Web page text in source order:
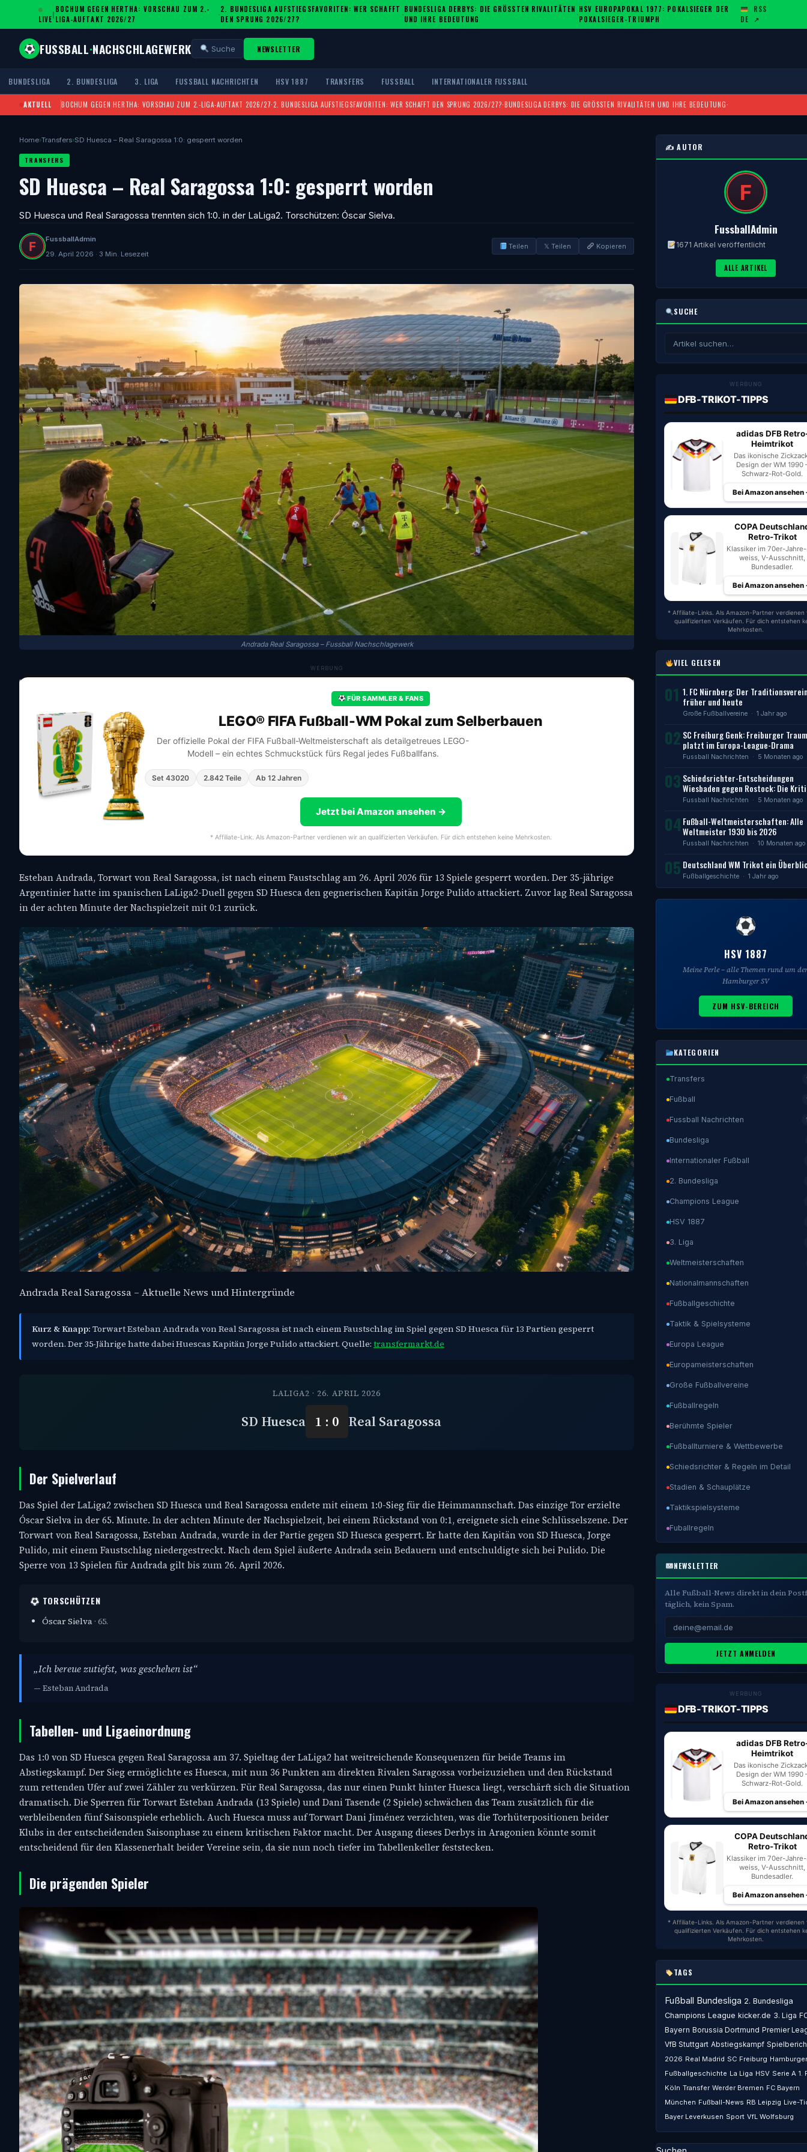
LIVE
|
BOCHUM GEGEN HERTHA: VORSCHAU ZUM 2.-
LIGA-AUFTAKT 2026/27
·
2. BUNDESLIGA AUFSTIEGSFAVORITEN: WER SCHAFFT
DEN SPRUNG 2026/27?
·
BUNDESLIGA DERBYS: DIE GRÖSSTEN RIVALITÄTEN U
ND IHRE BEDEUTUNG
·
HSV EUROPAPOKAL 1977: POKALSIEGER DER
POKALSIEGER-TRIUMPH
DE
RSS
↗
FUSSBALL·NACHSCHLAGEWERK Suche NEWSLETTER
BUNDESLIGA 2. BUNDESLIGA 3. LIGA FUSSBALL NACHRICHTEN HSV 1887 TRANSFERS FUSSBALL INTERNATIONALER FUSSBALL
AKTUELL BOCHUM GEGEN HERTHA: VORSCHAU ZUM 2.-LIGA-AUFTAKT 2026/27·2. BUNDESLIGA AUFSTIEGSFAVORITEN: WER SCHAFFT DEN SPRUNG 2026/27?·BUNDESLIGA DERBYS: DIE GRÖSSTEN RIVALITÄTEN UND IHRE BEDEUTUNG ·
Home›Transfers›SD Huesca – Real Saragossa 1:0: gesperrt worden
TRANSFERS
SD Huesca – Real Saragossa 1:0: gesperrt worden
SD Huesca und Real Saragossa trennten sich 1:0. in der LaLiga2. Torschützen: Óscar Sielva.
FussballAdmin
29. April 2026 · 3 Min. Lesezeit
Teilen 𝕏 Teilen Kopieren
Andrada Real Saragossa – Fussball Nachschlagewerk
WERBUNG
FÜR SAMMLER & FANS
LEGO® FIFA Fußball-WM Pokal zum Selberbauen
Der offizielle Pokal der FIFA Fußball-Weltmeisterschaft als detailgetreues LEGO-
Modell – ein echtes Schmuckstück fürs Regal jedes Fußballfans.
Set 43020 2.842 Teile Ab 12 Jahren
Jetzt bei Amazon ansehen →
* Affiliate-Link. Als Amazon-Partner verdienen wir an qualifizierten Verkäufen. Für dich entstehen keine Mehrkosten.
Esteban Andrada, Torwart von Real Saragossa, ist nach einem Faustschlag am 26. April 2026 für 13 Spiele gesperrt worden. Der 35-jährige
Argentinier hatte im spanischen LaLiga2-Duell gegen SD Huesca den gegnerischen Kapitän Jorge Pulido attackiert. Zuvor lag Real Saragossa
in der achten Minute der Nachspielzeit mit 0:1 zurück.
Andrada Real Saragossa – Aktuelle News und Hintergründe
Kurz & Knapp: Torwart Esteban Andrada von Real Saragossa ist nach einem Faustschlag im Spiel gegen SD Huesca für 13 Partien gesperrt
worden. Der 35-Jährige hatte dabei Huescas Kapitän Jorge Pulido attackiert. Quelle: transfermarkt.de
LALIGA2 · 26. APRIL 2026
SD Huesca 1 : 0 Real Saragossa
Der Spielverlauf
Das Spiel der LaLiga2 zwischen SD Huesca und Real Saragossa endete mit einem 1:0-Sieg für die Heimmannschaft. Das einzige Tor erzielte
Óscar Sielva in der 65. Minute. In der achten Minute der Nachspielzeit, bei einem Rückstand von 0:1, ereignete sich eine Schlüsselszene. Der
Torwart von Real Saragossa, Esteban Andrada, wurde in der Partie gegen SD Huesca gesperrt. Er hatte den Kapitän von SD Huesca, Jorge
Pulido, mit einem Faustschlag niedergestreckt. Nach dem Spiel äußerte Andrada sein Bedauern und entschuldigte sich bei Pulido. Die
Sperre von 13 Spielen für Andrada gilt bis zum 26. April 2026.
TORSCHÜTZEN
Óscar Sielva · 65.
„Ich bereue zutiefst, was geschehen ist“
— Esteban Andrada
Tabellen- und Ligaeinordnung
Das 1:0 von SD Huesca gegen Real Saragossa am 37. Spieltag der LaLiga2 hat weitreichende Konsequenzen für beide Teams im
Abstiegskampf. Der Sieg ermöglichte es Huesca, mit nun 36 Punkten am direkten Rivalen Saragossa vorbeizuziehen und den Rückstand
zum rettenden Ufer auf zwei Zähler zu verkürzen. Für Real Saragossa, das nur einen Punkt hinter Huesca liegt, verschärft sich die Situation
dramatisch. Die Sperren für Torwart Esteban Andrada (13 Spiele) und Dani Tasende (2 Spiele) schwächen das Team zusätzlich für die
verbleibenden fünf Saisonspiele erheblich. Auch Huesca muss auf Torwart Dani Jiménez verzichten, was die Torhüterpositionen beider
Klubs in der entscheidenden Saisonphase zu einem kritischen Faktor macht. Der Ausgang dieses Derbys in Aragonien könnte somit
entscheidend für den Klassenerhalt beider Vereine sein, da sie nun noch tiefer im Tabellenkeller feststecken.
Die prägenden Spieler
✍️ AUTOR
FussballAdmin
1671 Artikel veröffentlicht
ALLE ARTIKEL
SUCHE
WERBUNG
DFB-TRIKOT-TIPPS
adidas DFB
Heimtrikot
Das ikonische
Design der WM 1990
Schwarz-Rot-Gold.
Bei Amazon ansehen
COPA
Retro-Trikot
Klassiker im 70er-
weiss, V-Ausschnitt,
Bundesadler.
Bei Amazon ansehen
* Affiliate-Links. Als Amazon-Partner verdienen
qualifizierten Verkäufen. Für dich entstehen
Mehrkosten.
VIEL GELESEN
01 1. FC Nürnberg: Der
früher und heute
Große Fußballvereine · 1 Jahr ago
02 SC Freiburg Genk: Freiburger Traum
platzt im Europa-League-Drama
Fussball Nachrichten · 5 Monaten ago
03 Schiedsrichter-Entscheidungen
Wiesbaden gegen Rostock: Die
Fussball Nachrichten · 5 Monaten ago
04 Fußball-Weltmeisterschaften: Alle
Weltmeister 1930 bis 2026
Fussball Nachrichten · 10 Monaten ago
05 Deutschland WM Trikot ein
Fußballgeschichte · 1 Jahr ago
HSV 1887
Meine Perle – alle Themen rund um
Hamburger SV
ZUM HSV-BEREICH
KATEGORIEN
Transfers
Fußball
Fussball Nachrichten
Bundesliga
Internationaler Fußball
2. Bundesliga
Champions League
HSV 1887
3. Liga
Weltmeisterschaften
Nationalmannschaften
Fußballgeschichte
Taktik & Spielsysteme
Europa League
Europameisterschaften
Große Fußballvereine
Fußballregeln
Berühmte Spieler
Fußballturniere & Wettbewerbe
Schiedsrichter & Regeln im Detail
Stadien & Schauplätze
Taktikspielsysteme
Fuballregeln
NEWSLETTER
Alle Fußball-News direkt in dein
täglich, kein Spam.
JETZT ANMELDEN
WERBUNG
DFB-TRIKOT-TIPPS
adidas DFB
Heimtrikot
Das ikonische
Design der WM 1990
Schwarz-Rot-Gold.
Bei Amazon ansehen
COPA
Retro-Trikot
Klassiker im 70er-
weiss, V-Ausschnitt,
Bundesadler.
Bei Amazon ansehen
* Affiliate-Links. Als Amazon-Partner verdienen
qualifizierten Verkäufen. Für dich entstehen
Mehrkosten.
TAGS
Fußball Bundesliga 2. Bundesliga
Champions League kicker.de 3. Liga
Bayern Borussia Dortmund Premier
VfB Stuttgart Abstiegskampf
2026 Real Madrid SC Freiburg
Fußballgeschichte La Liga HSV Serie A 1.
Köln Transfer Werder Bremen FC Bayern
München Fußball-News RB Leipzig Live-
Bayer Leverkusen Sport VfL Wolfsburg